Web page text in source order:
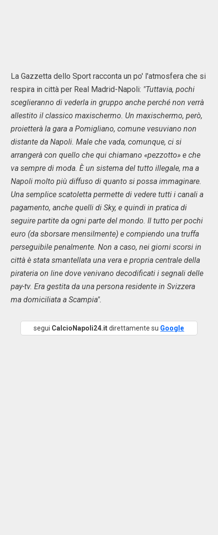
La Gazzetta dello Sport racconta un po' l'atmosfera che si
respira in città per Real Madrid-Napoli: "Tuttavia, pochi
sceglieranno di vederla in gruppo anche perché non verrà
allestito il classico maxischermo. Un maxischermo, però,
proietterà la gara a Pomigliano, comune vesuviano non
distante da Napoli. Male che vada, comunque, ci si
arrangerà con quello che qui chiamano «pezzotto» e che
va sempre di moda. È un sistema del tutto illegale, ma a
Napoli molto più diffuso di quanto si possa immaginare.
Una semplice scatoletta permette di vedere tutti i canali a
pagamento, anche quelli di Sky, e quindi in pratica di
seguire partite da ogni parte del mondo. Il tutto per pochi
euro (da sborsare mensilmente) e compiendo una truffa
perseguibile penalmente. Non a caso, nei giorni scorsi in
città è stata smantellata una vera e propria centrale della
pirateria on line dove venivano decodificati i segnali delle
pay-tv. Era gestita da una persona residente in Svizzera
ma domiciliata a Scampia".
segui CalcioNapoli24.itdirettamente su Google